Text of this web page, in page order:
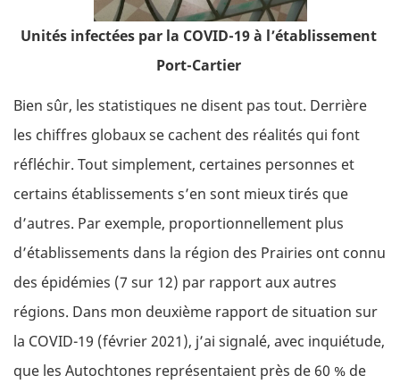
Unités infectées par la COVID-19 à l’établissement
Port-Cartier
Bien sûr, les statistiques ne disent pas tout. Derrière
les chiffres globaux se cachent des réalités qui font
réfléchir. Tout simplement, certaines personnes et
certains établissements s’en sont mieux tirés que
d’autres. Par exemple, proportionnellement plus
d’établissements dans la région des Prairies ont connu
des épidémies (7 sur 12) par rapport aux autres
régions. Dans mon deuxième rapport de situation sur
la COVID-19 (février 2021), j’ai signalé, avec inquiétude,
que les Autochtones représentaient près de 60 % de